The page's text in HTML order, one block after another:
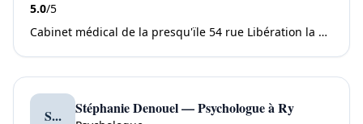
5.0/5
Cabinet médical de la presqu'ïle 54 rue Libération la Mailleraye Sur Seine 76940 Arelaune en Seine
S... Stéphanie Denouel — Psychologue à Ry